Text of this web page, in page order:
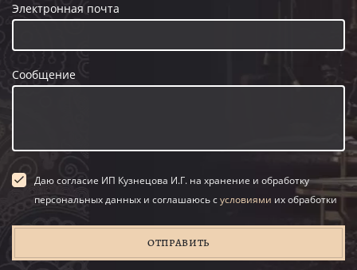
Электронная почта
Сообщение
Даю согласие ИП Кузнецова И.Г. на хранение и обработку
персональных данных и соглашаюсь сусловиями их обработки
ОТПРАВИТЬ